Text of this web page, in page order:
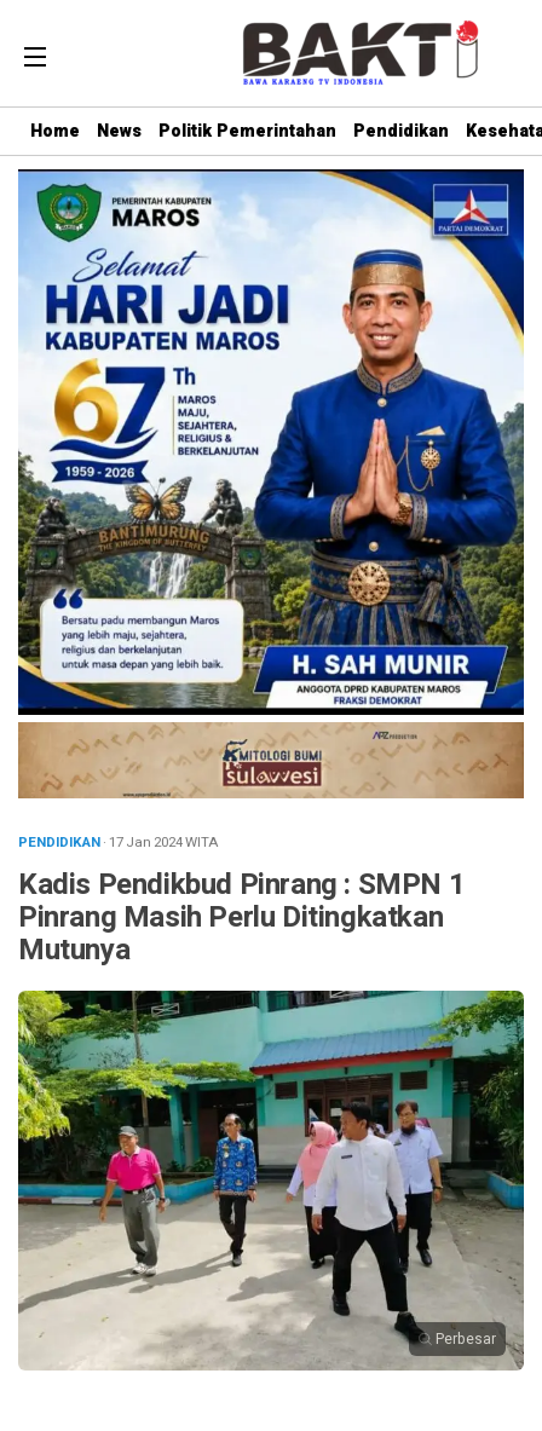
Home News Politik Pemerintahan Pendidikan
PENDIDIKAN· 17 Jan 2024WITA
Kadis Pendikbud Pinrang : SMPN 1
Pinrang Masih Perlu Ditingkatkan
Mutunya
Perbesar